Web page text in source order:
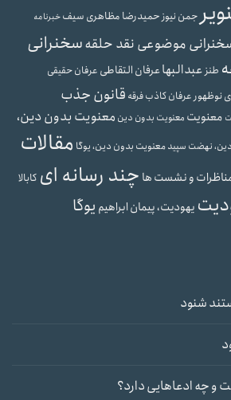
جمن نیوزحمیدرضا مظاهری سیفخبرنامه
موضوعی نقد حلقهسخنرانی
طنزعبدالبهاعرفان التقاطی عرفان حقیقی
نوظهورعرفان کاذبفرقه قانون جذب
معنویت معنویت بدون دین معنویت بدون دین،
نهضت سپیدمعنویت بدون دین، یوگا مقالات
و نشست ها چند رسانه ای کابالا
یهودیت، پیمان ابراهیم یوگا
شنود
و چه ادعاهایی دارد؟